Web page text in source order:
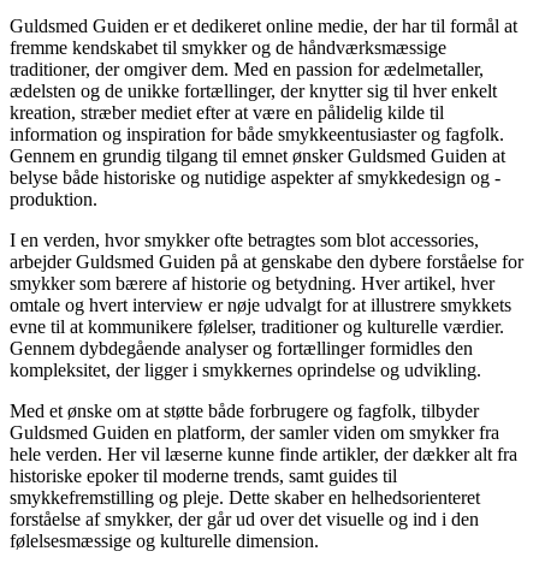
Guldsmed Guiden er et dedikeret online medie, der har til formål at
fremme kendskabet til smykker og de håndværksmæssige
traditioner, der omgiver dem. Med en passion for ædelmetaller,
ædelsten og de unikke fortællinger, der knytter sig til hver enkelt
kreation, stræber mediet efter at være en pålidelig kilde til
information og inspiration for både smykkeentusiaster og fagfolk.
Gennem en grundig tilgang til emnet ønsker Guldsmed Guiden at
belyse både historiske og nutidige aspekter af smykkedesign og -
produktion.
I en verden, hvor smykker ofte betragtes som blot accessories,
arbejder Guldsmed Guiden på at genskabe den dybere forståelse for
smykker som bærere af historie og betydning. Hver artikel, hver
omtale og hvert interview er nøje udvalgt for at illustrere smykkets
evne til at kommunikere følelser, traditioner og kulturelle værdier.
Gennem dybdegående analyser og fortællinger formidles den
kompleksitet, der ligger i smykkernes oprindelse og udvikling.
Med et ønske om at støtte både forbrugere og fagfolk, tilbyder
Guldsmed Guiden en platform, der samler viden om smykker fra
hele verden. Her vil læserne kunne finde artikler, der dækker alt fra
historiske epoker til moderne trends, samt guides til
smykkefremstilling og pleje. Dette skaber en helhedsorienteret
forståelse af smykker, der går ud over det visuelle og ind i den
følelsesmæssige og kulturelle dimension.